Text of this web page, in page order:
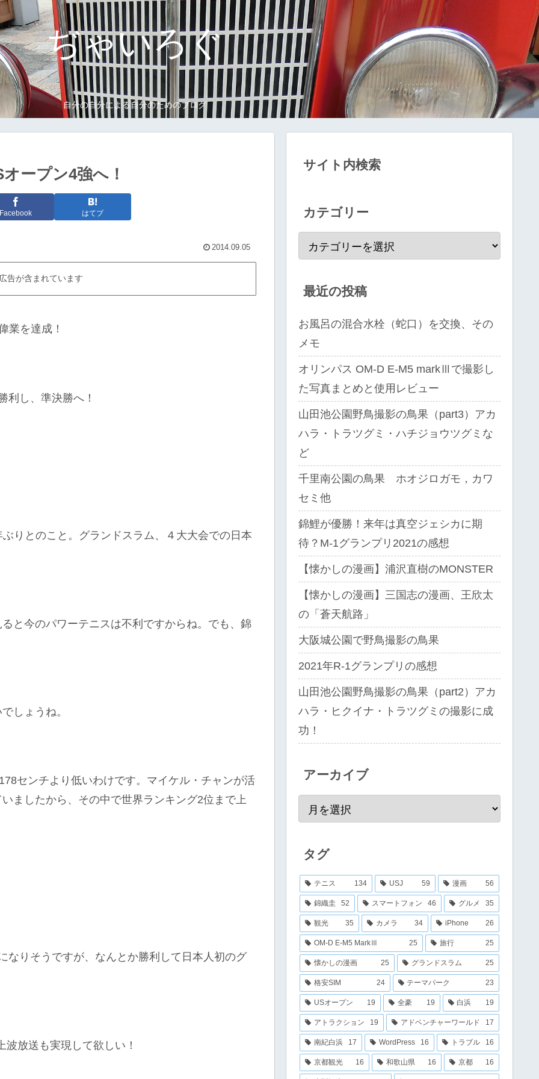
ぢゃいろぐ
自分の自分による自分のためのブログ
ープン4強へ！
Facebook はてブ
2014.09.05
告が含まれています
業を達成！
利し、準決勝へ！
りとのこと。グランドスラム、４大大会での日本
と今のパワーテニスは不利ですからね。でも、錦
しょうね。
センチより低いわけです。マイケル・チャンが活
ましたから、その中で世界ランキング2位まで上
なりそうですが、なんとか勝利して日本人初のグ
放送も実現して欲しい！
サイト内検索
カテゴリー
最近の投稿
お風呂の混合水栓（蛇口）を交換、その
メモ
オリンパス OM-D E-M5 markⅢで撮影し
た写真まとめと使用レビュー
山田池公園野鳥撮影の鳥果（part3）アカ
ハラ・トラツグミ・ハチジョウツグミな
ど
千里南公園の鳥果 ホオジロガモ，カワ
セミ他
錦鯉が優勝！来年は真空ジェシカに期
待？M-1グランプリ2021の感想
【懐かしの漫画】浦沢直樹のMONSTER
【懐かしの漫画】三国志の漫画、王欣太
の「蒼天航路」
大阪城公園で野鳥撮影の鳥果
2021年R-1グランプリの感想
山田池公園野鳥撮影の鳥果（part2）アカ
ハラ・ヒクイナ・トラツグミの撮影に成
功！
アーカイブ
タグ
テニス 134 USJ 59 漫画 56
錦織圭 52 スマートフォン 46 グルメ 35
観光 35 カメラ 34 iPhone 26
OM-D E-M5 MarkⅢ 25 旅行 25
懐かしの漫画 25 グランドスラム 25
格安SIM 24 テーマパーク 23
USオープン 19 全豪 19 白浜 19
アトラクション 19 アドベンチャーワールド 17
南紀白浜 17 WordPress 16 トラブル 16
京都観光 16 和歌山県 16 京都 16